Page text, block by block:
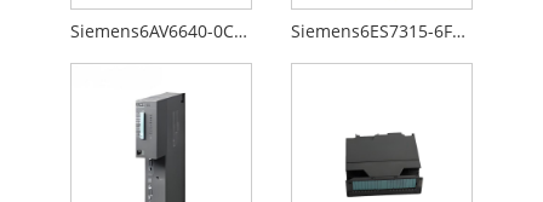
Siemens6AV6640-0CA01-0AX0 Siemens6ES7315-6FF00-0AB0